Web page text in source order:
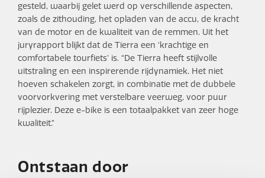
gesteld, waarbij gelet werd op verschillende aspecten,
zoals de zithouding, het opladen van de accu, de kracht
van de motor en de kwaliteit van de remmen. Uit het
juryrapport blijkt dat de Tierra een ‘krachtige en
comfortabele tourfiets’ is. “De Tierra heeft stijlvolle
uitstraling en een inspirerende rijdynamiek. Het niet
hoeven schakelen zorgt, in combinatie met de dubbele
voorvorkvering met verstelbare veerweg, voor puur
rijplezier. Deze e-bike is een totaalpakket van zeer hoge
kwaliteit.”
Ontstaan door